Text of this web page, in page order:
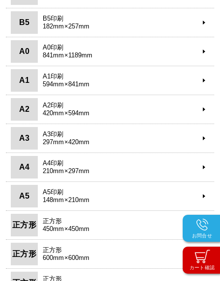
カート確認
お問合せ
B5
B5印刷
182mm×257mm
A0
A0印刷
841mm×1189mm
A1
A1印刷
594mm×841mm
A2
A2印刷
420mm×594mm
A3
A3印刷
297mm×420mm
A4
A4印刷
210mm×297mm
A5
A5印刷
148mm×210mm
正方形
正方形
450mm×450mm
正方形
正方形
600mm×600mm
正方形